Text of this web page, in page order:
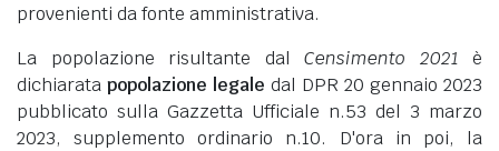
provenienti da fonte amministrativa.
La popolazione risultante dal Censimento 2021 è
dichiarata popolazione legale dal DPR 20 gennaio 2023
pubblicato sulla Gazzetta Ufficiale n.53 del 3 marzo
2023, supplemento ordinario n.10. D'ora in poi, la